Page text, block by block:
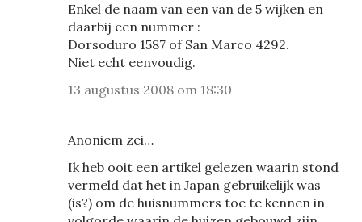
Enkel de naam van een van de 5 wijken en
daarbij een nummer :
Dorsoduro 1587 of San Marco 4292.
Niet echt eenvoudig.
13 augustus 2008 om 18:30
Anoniem zei…
Ik heb ooit een artikel gelezen waarin stond
vermeld dat het in Japan gebruikelijk was
(is?) om de huisnummers toe te kennen in